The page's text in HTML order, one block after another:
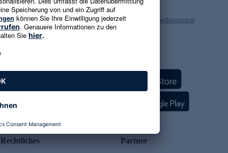
Es gelten die Datenschutzrichtlinienund die Gutscheinbedingungen
Kundenbewertung
Rechtliches Partner